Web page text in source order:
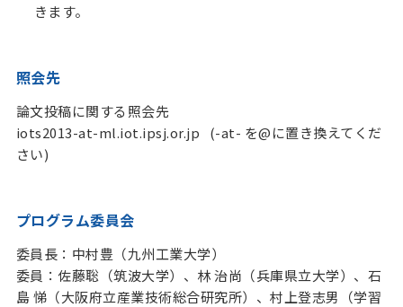
きます。
照会先
論文投稿に関する照会先
iots2013-at-ml.iot.ipsj.or.jp (-at- を@に置き換えてくだ
さい)
プログラム委員会
委員長：中村豊（九州工業大学）
委員：佐藤聡（筑波大学）、 林 治尚（兵庫県立大学）、石
島 悌（大阪府立産業技術総合研究所）、村上登志男（学習